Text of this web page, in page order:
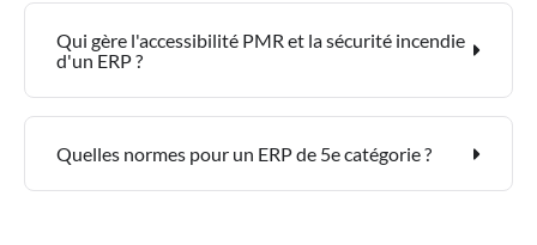
Qui gère l'accessibilité PMR et la sécurité incendie
d'un ERP ?
Quelles normes pour un ERP de 5e catégorie ?